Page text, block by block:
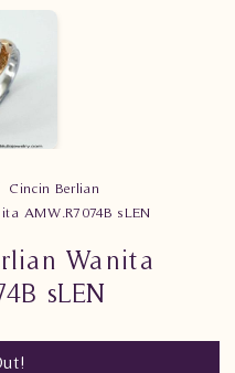
Cincin Berlian
AMW.R7074B sLEN
Wanita
sLEN